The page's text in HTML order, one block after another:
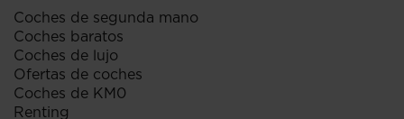
Coches de segunda mano
Coches baratos
Coches de lujo
Ofertas de coches
Coches de KM0
Renting